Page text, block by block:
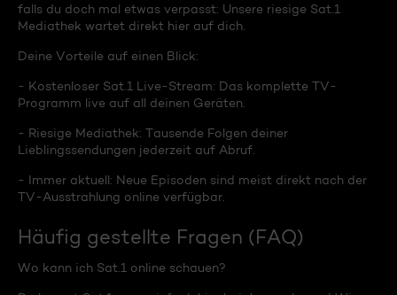
falls du doch mal etwas verpasst: Unsere riesige Sat.1
Mediathek wartet direkt hier auf dich.
Deine Vorteile auf einen Blick:
- Kostenloser Sat.1 Live-Stream: Das komplette TV-
Programm live auf all deinen Geräten.
- Riesige Mediathek: Tausende Folgen deiner
Lieblingssendungen jederzeit auf Abruf.
- Immer aktuell: Neue Episoden sind meist direkt nach der
TV-Ausstrahlung online verfügbar.
Häufig gestellte Fragen (FAQ)
Wo kann ich Sat.1 online schauen?